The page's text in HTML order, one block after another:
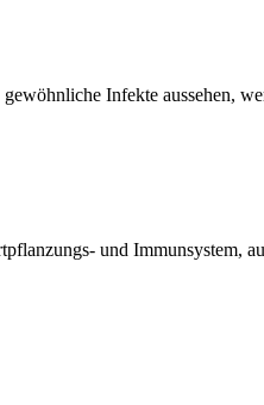
Infekte aussehen,
und Immunsystem,